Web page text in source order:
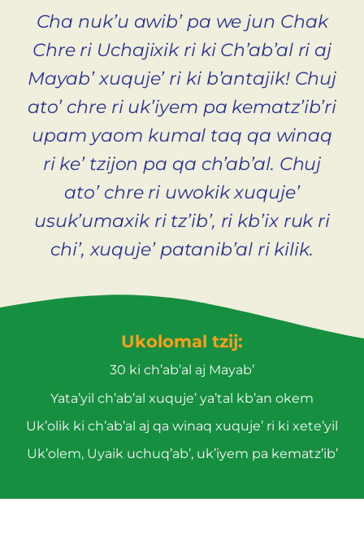
Cha nuk’u awib’ pa we jun Chak
Chre ri Uchajixik ri ki Ch’ab’al ri aj
Mayab’ xuquje’ ri ki b’antajik! Chuj
ato’ chre ri uk’iyem pa kematz’ib’ri
upam yaom kumal taq qa winaq
ri ke’ tzijon pa qa ch’ab’al. Chuj
ato’ chre ri uwokik xuquje’
usuk’umaxik ri tz’ib’, ri kb’ix ruk ri
chi’, xuquje’ patanib’al ri kilik.
Ukolomal tzij:
30 ki ch’ab’al aj Mayab’
Yata’yil ch’ab’al xuquje’ ya’tal kb’an okem
Uk’olik ki ch’ab’al aj qa winaq xuquje’ ri ki xete’yil
Uk’olem, Uyaik uchuq’ab’, uk’iyem pa kematz’ib’